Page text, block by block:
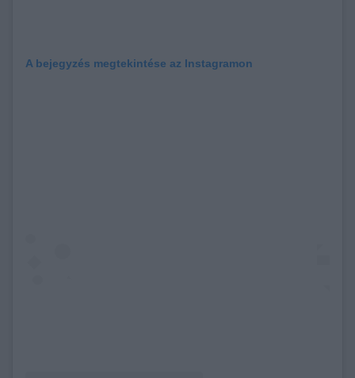
A bejegyzés megtekintése az Instagramon